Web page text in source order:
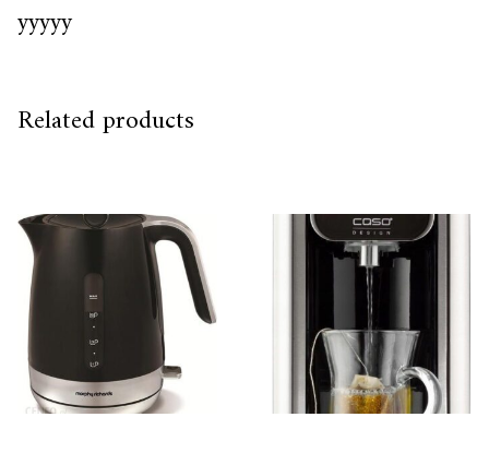
yyyyy
Related products